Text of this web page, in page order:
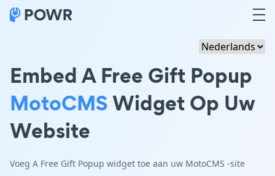
Embed A Free Gift Popup
MotoCMSWidget Op Uw
Website
Voeg A Free Gift Popup widget toe aan uw MotoCMS -site